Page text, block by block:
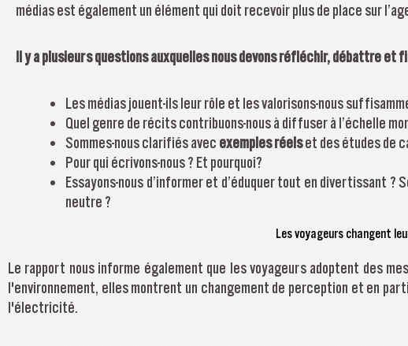
médias est également un élément qui doit recevoir plus de place sur
Il y a plusieurs questions auxquelles nous devons réfléchir, débattre
Les médias jouent-ils leur rôle et les valorisons-nous
Quel genre de récits contribuons-nous à diffuser à l’échelle
Sommes-nous clarifiés avec exemples réelset des études de
Pour qui écrivons-nous ? Et pourquoi?
Essayons-nous d’informer et d’éduquer tout en divertissant
neutre ?
Les voyageurs changent
Le rapport nous informe également que les voyageurs adoptent des
l'environnement, elles montrent un changement de perception et en
l'électricité.